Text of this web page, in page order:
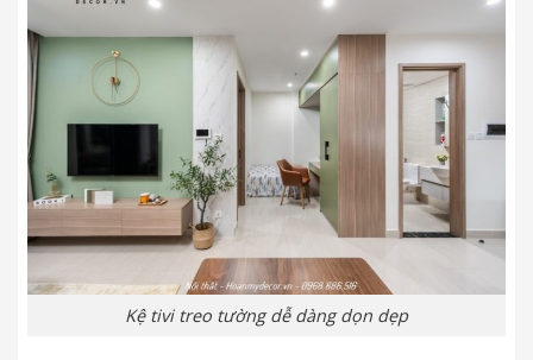
Kệ tivi treo tường dễ dàng dọn dẹp